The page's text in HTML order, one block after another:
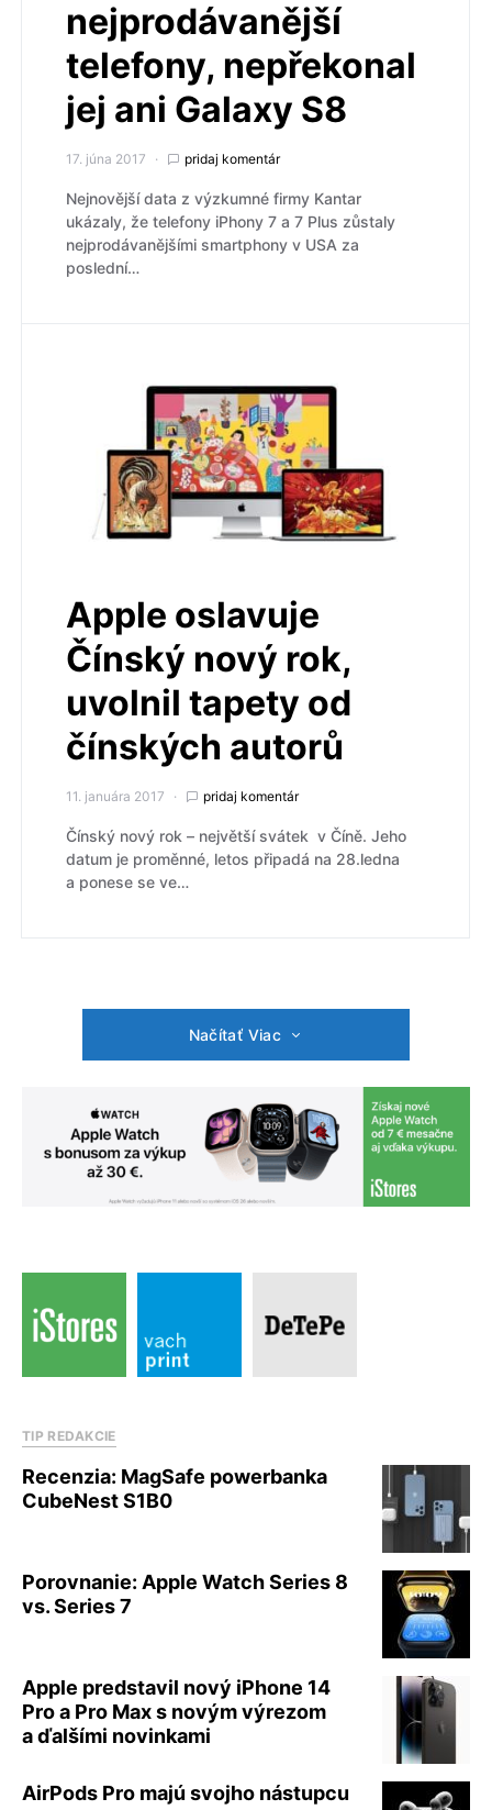
nejprodávanější
telefony, nepřekonal
jej ani Galaxy S8
17. júna 2017 pridaj komentár
Nejnovější data z výzkumné firmy Kantar
ukázaly, že telefony iPhony 7 a 7 Plus zůstaly
nejprodávanějšími smartphony v USA za
poslední…
Apple oslavuje
Čínský nový rok,
uvolnil tapety od
čínských autorů
11. januára 2017 pridaj komentár
Čínský nový rok – největší svátek v Číně. Jeho
datum je proměnné, letos připadá na 28.ledna
a ponese se ve…
Načítať Viac
TIP REDAKCIE
Recenzia: MagSafe powerbanka
CubeNest S1B0
Porovnanie: Apple Watch Series 8
vs. Series 7
Apple predstavil nový iPhone 14
Pro a Pro Max s novým výrezom
a ďalšími novinkami
AirPods Pro majú svojho nástupcu